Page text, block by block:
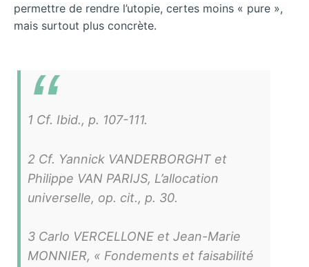
permettre de rendre l’utopie, certes moins « pure »,
mais surtout plus concrète.
1 Cf. Ibid., p. 107-111.
2 Cf. Yannick VANDERBORGHT et
Philippe VAN PARIJS, L’allocation
universelle, op. cit., p. 30.
3 Carlo VERCELLONE et Jean-Marie
MONNIER, « Fondements et faisabilité